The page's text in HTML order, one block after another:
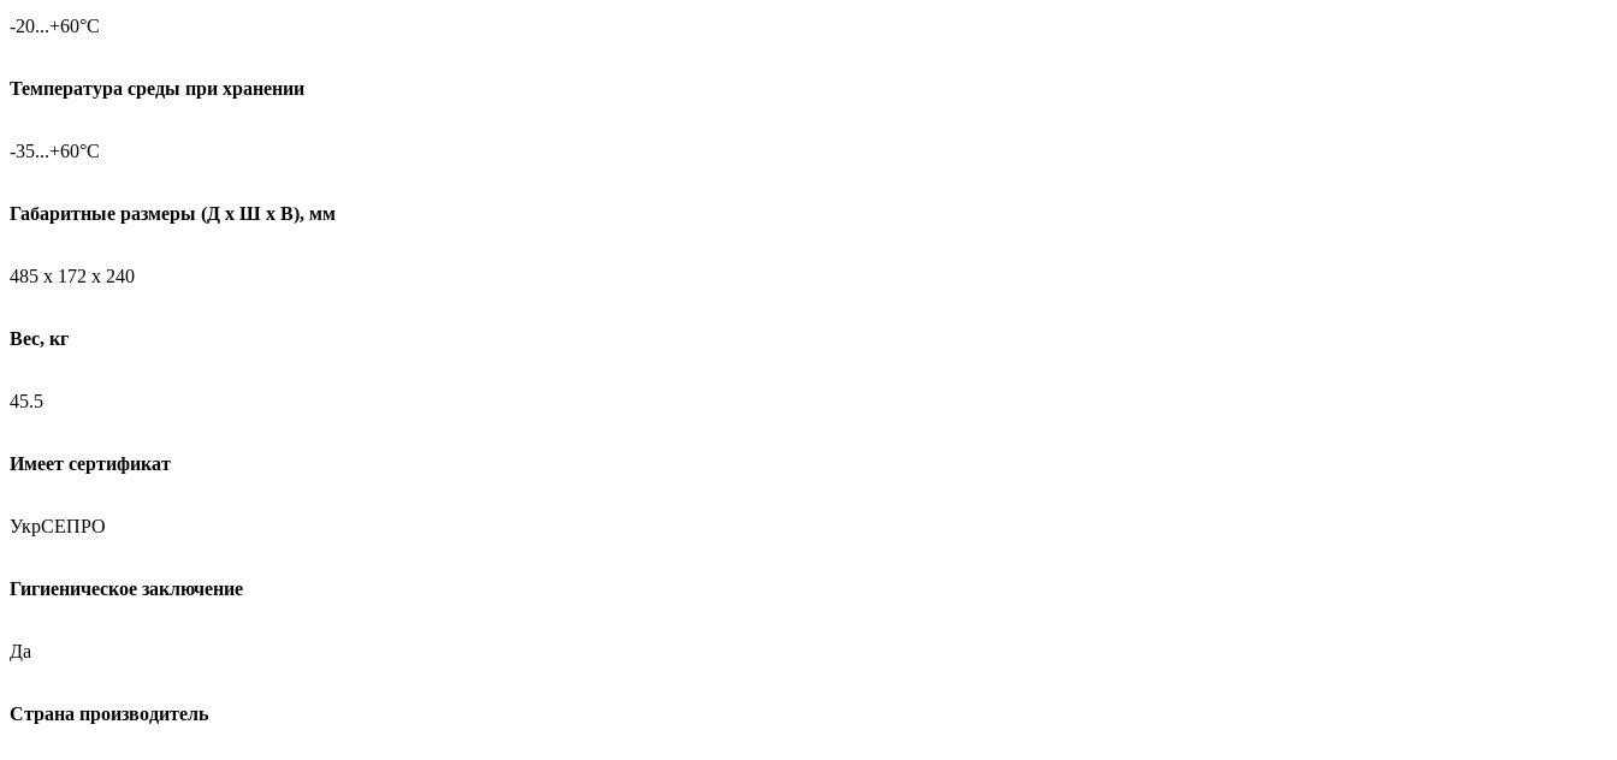
-20...+60°C
Температура среды при хранении
-35...+60°C
Габаритные размеры (Д х Ш х В), мм
485 х 172 х 240
Вес, кг
45.5
Имеет сертификат
УкрСЕПРО
Гигиеническое заключение
Да
Страна производитель